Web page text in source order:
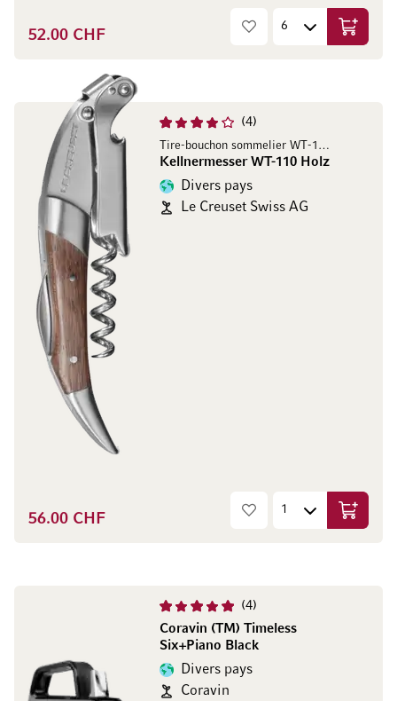
52.00 CHF Ajouter
4
Tire-bouchon sommelier WT-110 Holz
Kellnermesser WT-110 Holz
Divers pays
Le Creuset Swiss AG
56.00 CHF Ajouter
4
Coravin (TM) Timeless
Six+Piano Black
Divers pays
Coravin